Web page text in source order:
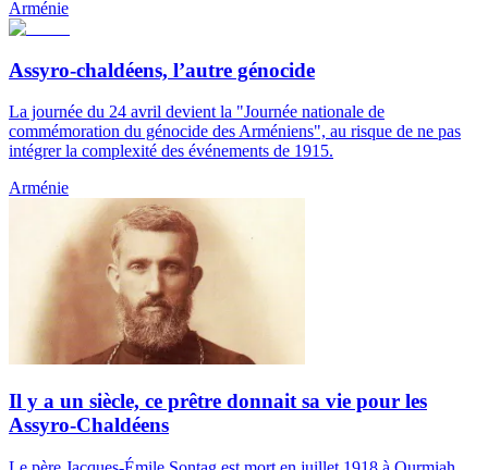
Arménie
Assyro-chaldéens, l’autre génocide
La journée du 24 avril devient la "Journée nationale de
commémoration du génocide des Arméniens", au risque de ne pas
intégrer la complexité des événements de 1915.
Arménie
Il y a un siècle, ce prêtre donnait sa vie pour les
Assyro-Chaldéens